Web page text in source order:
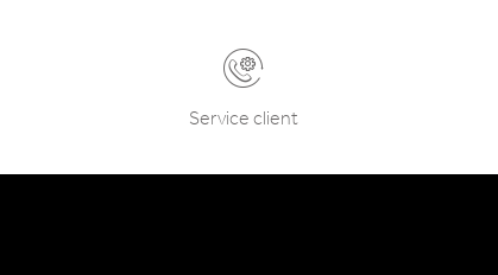
Service client